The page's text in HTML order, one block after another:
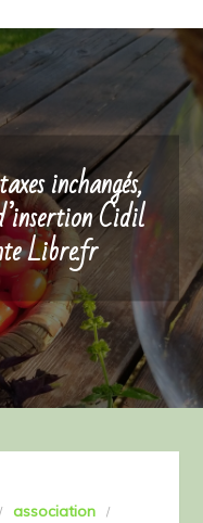
inchangés,
Cidil
Libre.fr
association